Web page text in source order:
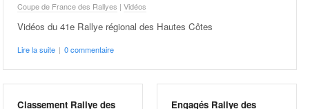
Coupe de France des Rallyes | Vidéos
Vidéos du 41e Rallye régional des Hautes Côtes
Lire la suite | 0 commentaire
Classement Rallye des Engagés Rallye des